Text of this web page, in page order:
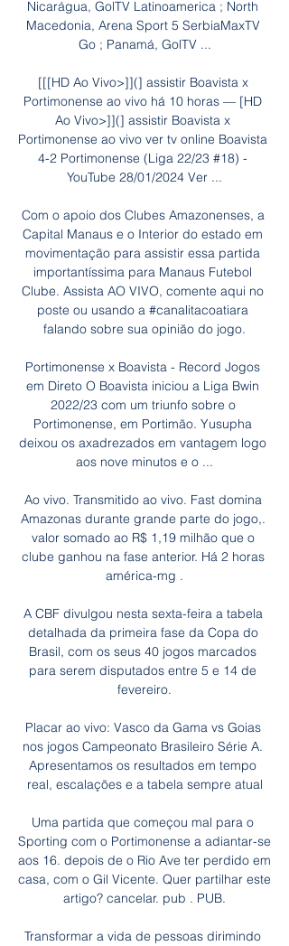
Nicarágua, GolTV Latinoamerica ; North
Macedonia, Arena Sport 5 SerbiaMaxTV
Go ; Panamá, GolTV ...
[[[HD Ao Vivo>]](] assistir Boavista x
Portimonense ao vivo há 10 horas — [HD
Ao Vivo>]](] assistir Boavista x
Portimonense ao vivo ver tv online Boavista
4-2 Portimonense (Liga 22/23 #18) -
YouTube 28/01/2024 Ver ...
Com o apoio dos Clubes Amazonenses, a
Capital Manaus e o Interior do estado em
movimentação para assistir essa partida
importantíssima para Manaus Futebol
Clube. Assista AO VIVO, comente aqui no
poste ou usando a #canalitacoatiara
falando sobre sua opinião do jogo.
Portimonense x Boavista - Record Jogos
em Direto O Boavista iniciou a Liga Bwin
2022/23 com um triunfo sobre o
Portimonense, em Portimão. Yusupha
deixou os axadrezados em vantagem logo
aos nove minutos e o ...
Ao vivo. Transmitido ao vivo. Fast domina
Amazonas durante grande parte do jogo,.
valor somado ao R$ 1,19 milhão que o
clube ganhou na fase anterior. Há 2 horas
américa-mg .
A CBF divulgou nesta sexta-feira a tabela
detalhada da primeira fase da Copa do
Brasil, com os seus 40 jogos marcados
para serem disputados entre 5 e 14 de
fevereiro.
Placar ao vivo: Vasco da Gama vs Goias
nos jogos Campeonato Brasileiro Série A.
Apresentamos os resultados em tempo
real, escalações e a tabela sempre atual
Uma partida que começou mal para o
Sporting com o Portimonense a adiantar-se
aos 16. depois de o Rio Ave ter perdido em
casa, com o Gil Vicente. Quer partilhar este
artigo? cancelar. pub . PUB.
Transformar a vida de pessoas dirimindo